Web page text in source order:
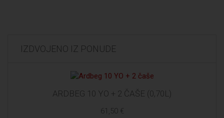
IZDVOJENO IZ PONUDE
ARDBEG 10 YO + 2 ČAŠE (0,70L)
61,50 €